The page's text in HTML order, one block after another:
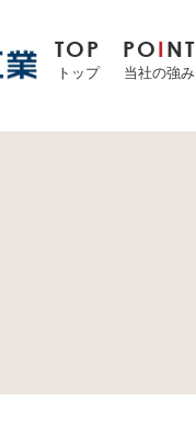
TOP
トップ
POINT
当社の強み